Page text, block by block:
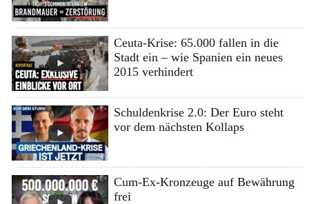
Ceuta-Krise: 65.000 fallen in die
Stadt ein – wie Spanien ein neues
2015 verhindert
Schuldenkrise 2.0: Der Euro steht
vor dem nächsten Kollaps
Cum-Ex-Kronzeuge auf Bewährung
frei